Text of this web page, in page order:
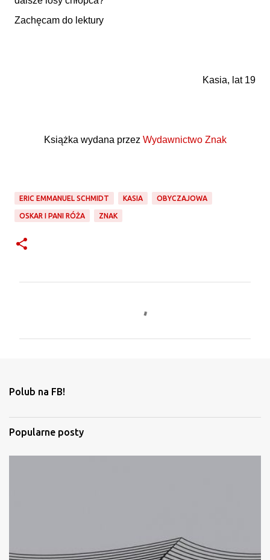
Zachęcam do lektury
Kasia, lat 19
Książka wydana przez Wydawnictwo Znak
ERIC EMMANUEL SCHMIDT KASIA OBYCZAJOWA
OSKAR I PANI RÓŻA ZNAK
t
r
z
e
Polub na FB!
Popularne posty